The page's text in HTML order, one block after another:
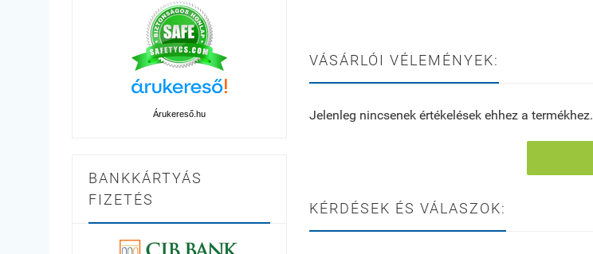
Árukereső.hu
BANKKÁRTYÁS
FIZETÉS
VÁSÁRLÓI VÉLEMÉNYEK:
Jelenleg nincsenek értékelések ehhez a termékhez.
KÉRDÉSEK ÉS VÁLASZOK: